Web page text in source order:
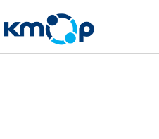
to
content